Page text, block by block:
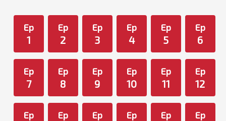
Ep
1
Ep
2
Ep
3
Ep
4
Ep
5
Ep
6
Ep
7
Ep
8
Ep
9
Ep
10
Ep
11
Ep
12
Ep Ep Ep Ep Ep Ep